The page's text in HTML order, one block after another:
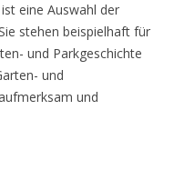
eine Auswahl der
stehen beispielhaft für
und Parkgeschichte
und
und